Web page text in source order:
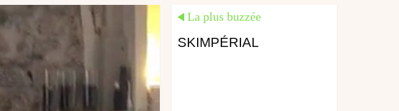
La plus buzzée
SKIMPÉRIAL